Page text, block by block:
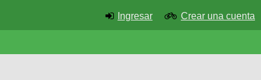
Ingresar Crear una cuenta